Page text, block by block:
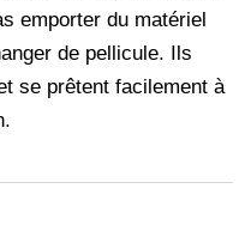
emporter du matériel
de pellicule. Ils
se prêtent facilement à